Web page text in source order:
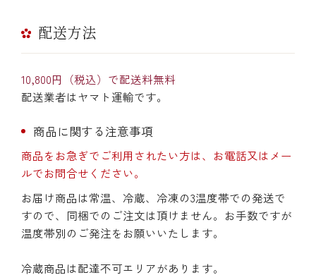
配送方法
10,800円（税込）で配送料無料
配送業者はヤマト運輸です。
商品に関する注意事項
商品をお急ぎでご利用されたい方は、お電話又はメー
ルでお問合せください。
お届け商品は常温、冷蔵、冷凍の3温度帯での発送で
すので、同梱でのご注文は頂けません。お手数ですが
温度帯別のご発注をお願いいたします。
冷蔵商品は配達不可エリアがあります。